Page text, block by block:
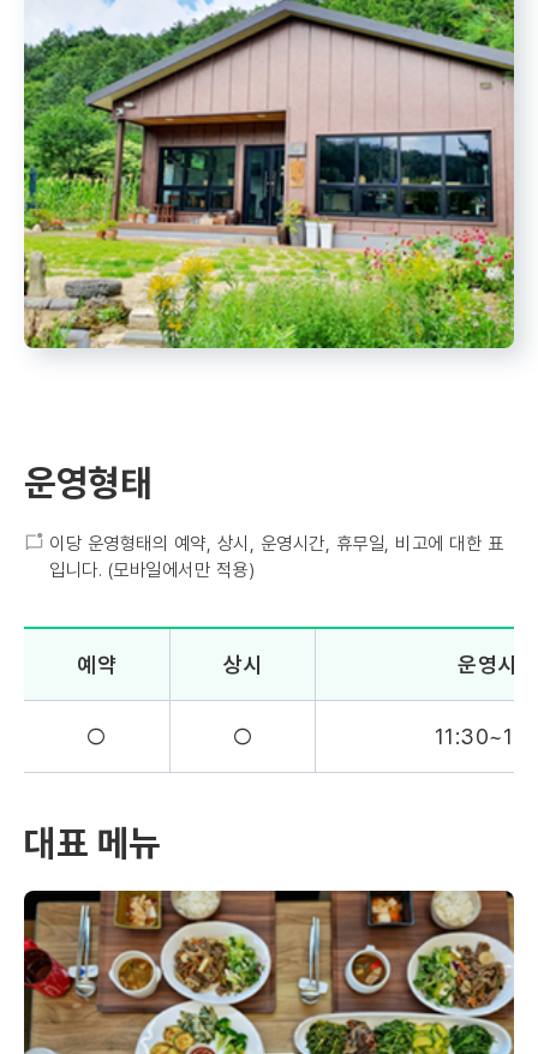
운영형태
이당 운영형태의 예약, 상시, 운영시간, 휴무일, 비고에 대한 표
입니다. (모바일에서만 적용)
예약 상시 운영시간
○ ○
대표 메뉴